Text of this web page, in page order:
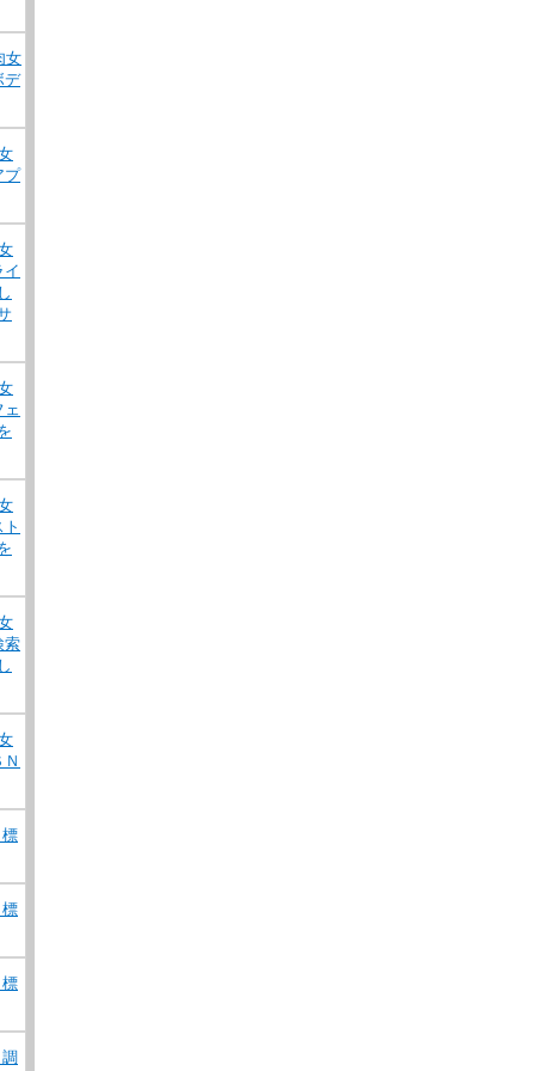
女
デ
プ
ェ
索